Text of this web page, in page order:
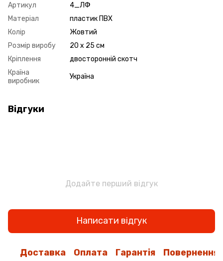
Артикул
4_ЛФ
Матеріал
пластик ПВХ
Колір
Жовтий
Розмір виробу
20 х 25 см
Кріплення
двосторонній скотч
Країна
виробник
Україна
Відгуки
Додайте перший відгук
Написати відгук
Доставка Оплата Гарантія Повернення